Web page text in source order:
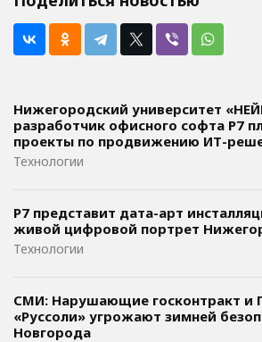
Нижегородский университет
разработчик офисного софта P7
проекты по продвижению ИТ-
Технологии
Р7 представит дата-арт
живой цифровой портрет
Технологии
СМИ: Нарушающие госконтракт и
«Руссоли» угрожают зимней
Новгорода